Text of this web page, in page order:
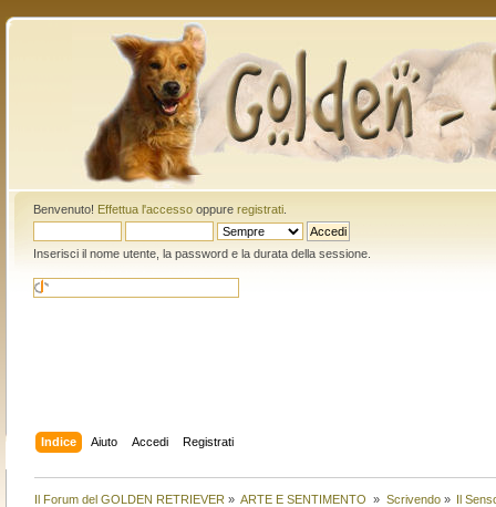
Benvenuto! Effettua l'accessooppure registrati.
Inserisci il nome utente, la password e la durata della sessione.
Indice Aiuto Accedi Registrati
Il Forum del GOLDEN RETRIEVER » ARTE E SENTIMENTO » Scrivendo» Il